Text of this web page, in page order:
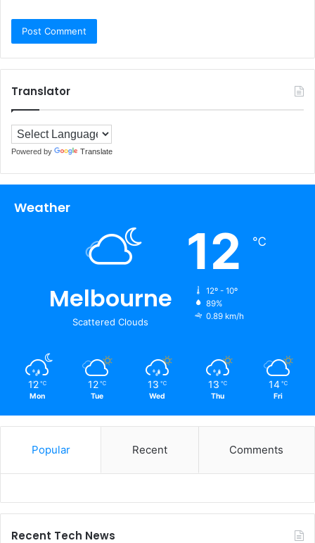
Translator
Powered by Translate
Weather
Melbourne
Scattered Clouds
12 ℃
12º - 10º
89%
0.89 km/h
12 ℃
Mon
12 ℃
Tue
13 ℃
Wed
13 ℃
Thu
14 ℃
Fri
Popular Recent Comments
Recent Tech News